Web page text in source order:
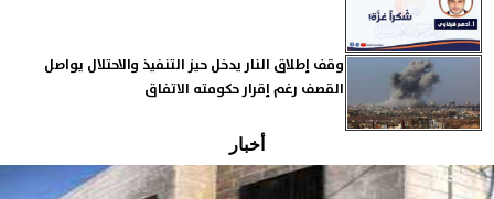
وقف إطلاق النار يدخل حيز التنفيذ والاحتلال يواصل
القصف رغم إقرار حكومته الاتفاق
أخبار